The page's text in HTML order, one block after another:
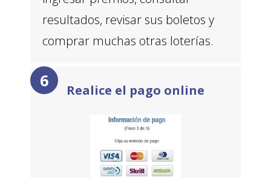
resultados, revisar sus boletos y
comprar muchas otras loterías.
Realice el pago online